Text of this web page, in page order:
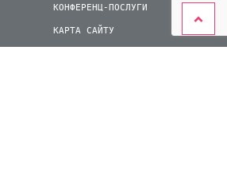
КОНФЕРЕНЦ-ПОСЛУГИ
КАРТА САЙТУ